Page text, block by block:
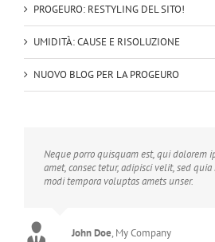
PROGEURO: RESTYLING DEL SITO!
UMIDITÀ: CAUSE E RISOLUZIONE
NUOVO BLOG PER LA PROGEURO
Neque porro quisquam est, qui dolorem
amet, consec tetur, adipisci velit, sed
modi tempora voluptas amets unser.
John Doe,My Company
Luke Beck Theme Fusion